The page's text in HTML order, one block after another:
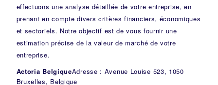
effectuons une analyse détaillée de votre entreprise, en
prenant en compte divers critères financiers, économiques
et sectoriels. Notre objectif est de vous fournir une
estimation précise de la valeur de marché de votre
entreprise.
Actoria BelgiqueAdresse : Avenue Louise 523, 1050
Bruxelles, Belgique